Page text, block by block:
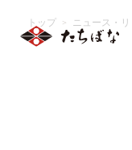
トップ ＞ ニュース・リ